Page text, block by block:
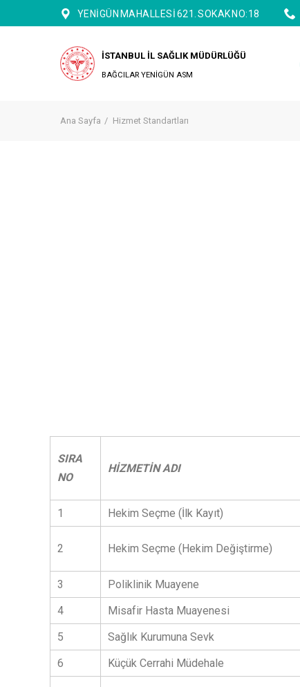
YENİGÜN MAHALLESİ 621. SOKAK NO:18
İSTANBUL İL SAĞLIK MÜDÜRLÜĞÜ
BAĞCILAR YENİGÜN ASM
Ana Sayfa Hizmet Standartları
SIRA
NO
HİZMETİN ADI
1
Hekim Seçme (İlk Kayıt)
2 Hekim Seçme (Hekim Değiştirme)
3 Poliklinik Muayene
4
Misafir Hasta Muayenesi
5
Sağlık Kurumuna Sevk
6
Küçük Cerrahi Müdehale